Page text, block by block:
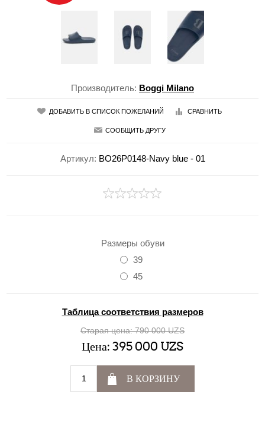
Производитель: Boggi Milano
ДОБАВИТЬ В СПИСОК ПОЖЕЛАНИЙ СРАВНИТЬ
СООБЩИТЬ ДРУГУ
Артикул: BO26P0148-Navy blue - 01
Размеры обуви
39
45
Таблица соответствия размеров
Старая цена: 790 000 UZS
Цена: 395 000 UZS
В КОРЗИНУ